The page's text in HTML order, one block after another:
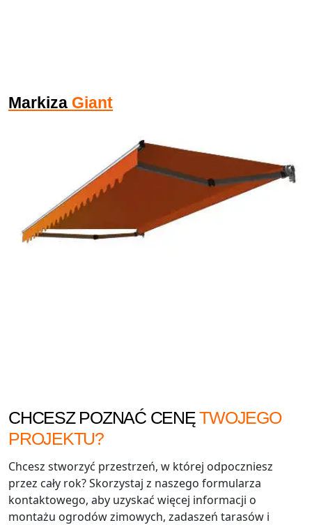
Markiza Giant
CHCESZ POZNAĆ CENĘTWOJEGO
PROJEKTU?
Chcesz stworzyć przestrzeń, w której odpoczniesz
przez cały rok? Skorzystaj z naszego formularza
kontaktowego, aby uzyskać więcej informacji o
montażu ogrodów zimowych, zadaszeń tarasów i